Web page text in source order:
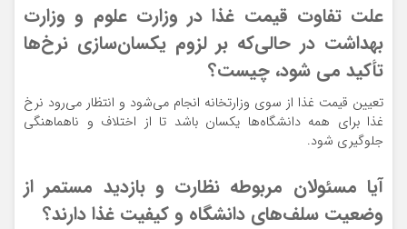
علت تفاوت قیمت غذا در وزارت علوم و وزارت
بهداشت در حالی‌که بر لزوم یکسان‌سازی نرخ‌ها
تأکید می شود، چیست؟
تعیین قیمت غذا از سوی وزارتخانه انجام می‌شود و انتظار می‌رود نرخ
غذا برای همه دانشگاه‌ها یکسان باشد تا از اختلاف و ناهماهنگی
جلوگیری شود.
آیا مسئولان مربوطه نظارت و بازدید مستمر از
وضعیت سلف‌های دانشگاه و کیفیت غذا دارند؟